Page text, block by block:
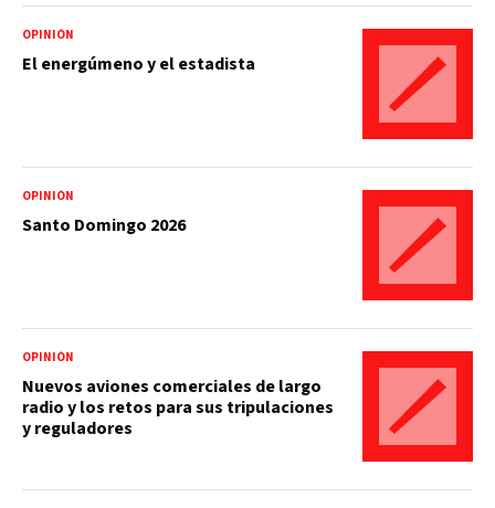
OPINIÓN
El energúmeno y el estadista
OPINIÓN
Santo Domingo 2026
OPINIÓN
Nuevos aviones comerciales de largo
radio y los retos para sus tripulaciones
y reguladores